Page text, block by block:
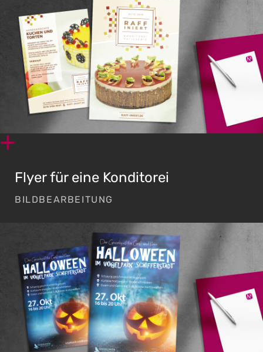
Flyer für eine Konditorei
BILDBEARBEITUNG